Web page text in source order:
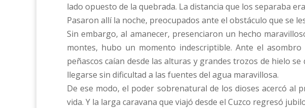
lado opuesto de la quebrada. La distancia que los separaba
Pasaron allí la noche, preocupados ante el obstáculo que se
Sin embargo, al amanecer, presenciaron un hecho
montes, hubo un momento indescriptible. Ante el
peñascos caían desde las alturas y grandes trozos de hielo
llegarse sin dificultad a las fuentes del agua maravillosa.
De ese modo, el poder sobrenatural de los dioses acercó al
vida. Y la larga caravana que viajó desde el Cuzco regresó